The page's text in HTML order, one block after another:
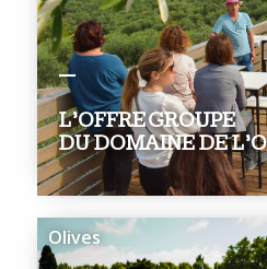
L’OFFRE GROUPE
DU DOMAINE DE
Olives